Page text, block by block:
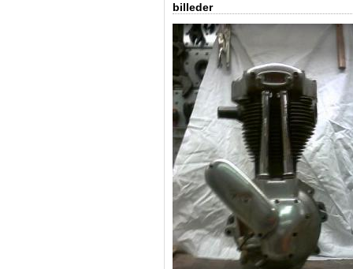
billeder